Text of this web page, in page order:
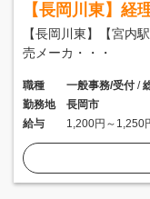
【長岡川東】経
【長岡川東】【宮内
売メーカ・・・
職種 一般事務/受付/
勤務地
長岡市
給与
1,200円～1,250